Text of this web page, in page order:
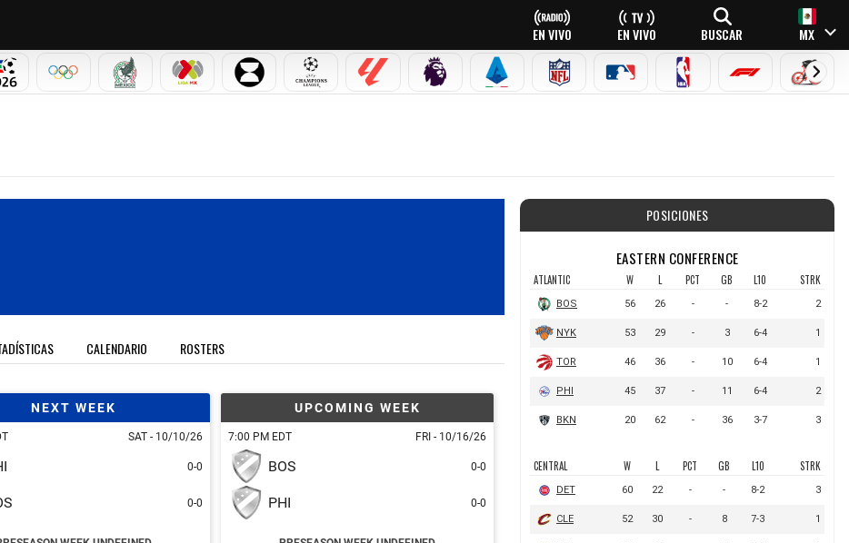
EN VIVO EN VIVO BUSCAR MX
MUNDIAL 2026OLÍMPICOSSELECCIÓN MEXICANA
LIGA MX LEAGUES CUPCHAMPIONS LEAGUE
LALIGA PREMIER LEAGUE
SERIE A NFL MLB NBA FÓRMULA 1